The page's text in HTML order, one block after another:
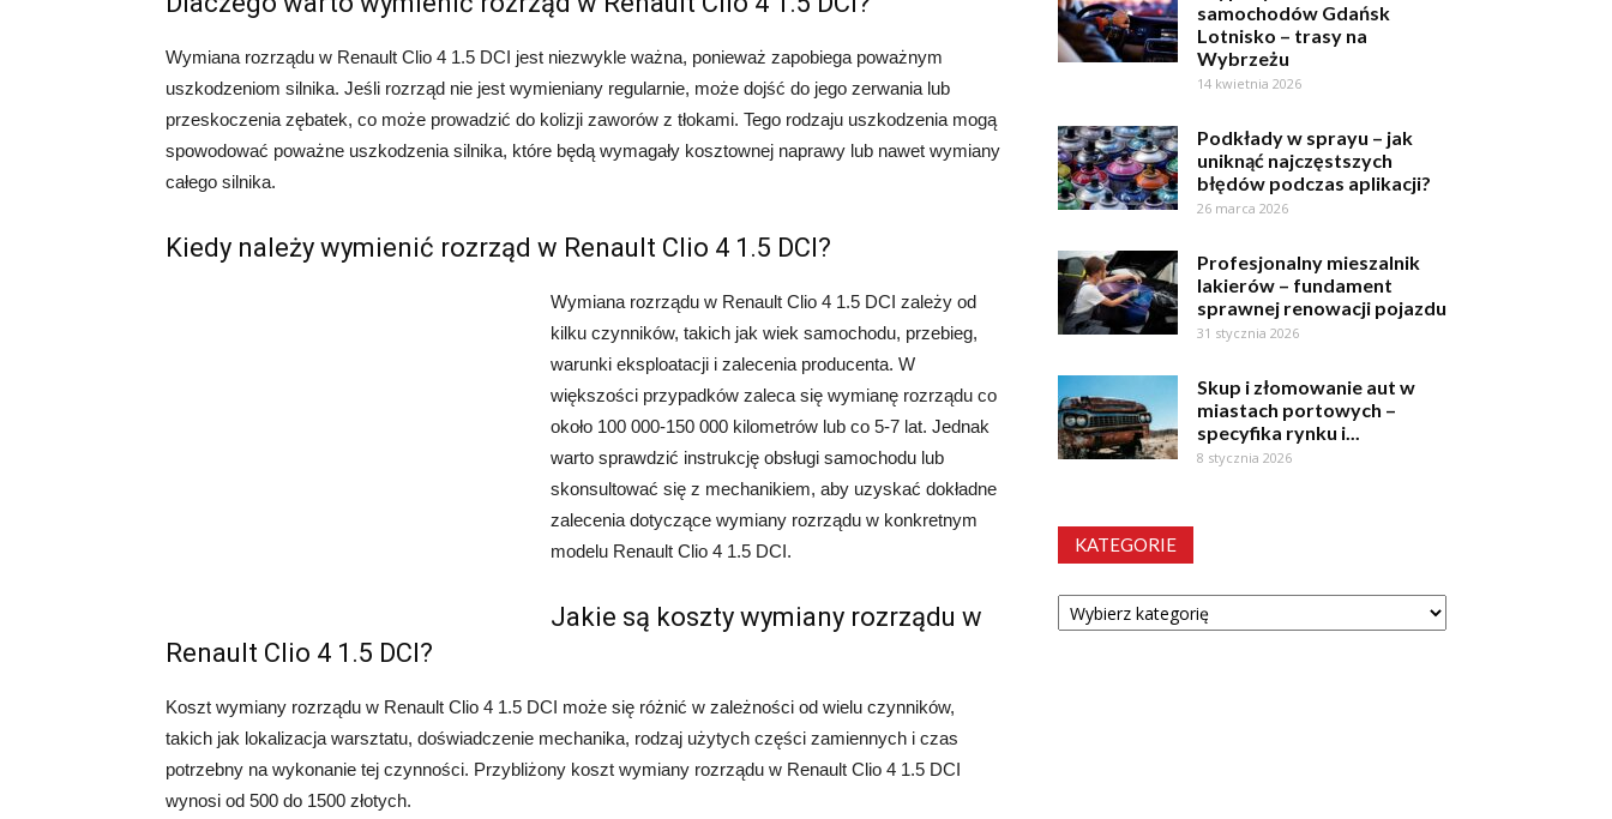
Wymiana rozrządu w Renault Clio 4 1.5 DCI jest niezwykle ważna, ponieważ zapobiega poważnym
uszkodzeniom silnika. Jeśli rozrząd nie jest wymieniany regularnie, może dojść do jego zerwania lub
przeskoczenia zębatek, co może prowadzić do kolizji zaworów z tłokami. Tego rodzaju uszkodzenia mogą
spowodować poważne uszkodzenia silnika, które będą wymagały kosztownej naprawy lub nawet wymiany
całego silnika.
Kiedy należy wymienić rozrząd w Renault Clio 4 1.5 DCI?
Wymiana rozrządu w Renault Clio 4 1.5 DCI zależy od
kilku czynników, takich jak wiek samochodu, przebieg,
warunki eksploatacji i zalecenia producenta. W
większości przypadków zaleca się wymianę rozrządu co
około 100 000-150 000 kilometrów lub co 5-7 lat. Jednak
warto sprawdzić instrukcję obsługi samochodu lub
skonsultować się z mechanikiem, aby uzyskać dokładne
zalecenia dotyczące wymiany rozrządu w konkretnym
modelu Renault Clio 4 1.5 DCI.
Jakie są koszty wymiany rozrządu w
Renault Clio 4 1.5 DCI?
Koszt wymiany rozrządu w Renault Clio 4 1.5 DCI może się różnić w zależności od wielu czynników,
takich jak lokalizacja warsztatu, doświadczenie mechanika, rodzaj użytych części zamiennych i czas
potrzebny na wykonanie tej czynności. Przybliżony koszt wymiany rozrządu w Renault Clio 4 1.5 DCI
wynosi od 500 do 1500 złotych.
samochodów Gdańsk
Lotnisko – trasy na
Wybrzeżu
14 kwietnia 2026
Podkłady w sprayu – jak
uniknąć najczęstszych
błędów podczas aplikacji?
26 marca 2026
Profesjonalny mieszalnik
lakierów – fundament
sprawnej renowacji pojazdu
31 stycznia 2026
Skup i złomowanie aut w
miastach portowych –
specyfika rynku i...
8 stycznia 2026
KATEGORIE
Kategorie